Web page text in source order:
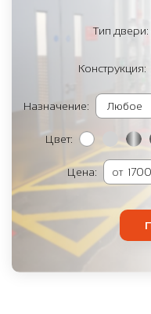
Тип двери:
Конструкция:
Назначение:
Цвет:
Цена: от